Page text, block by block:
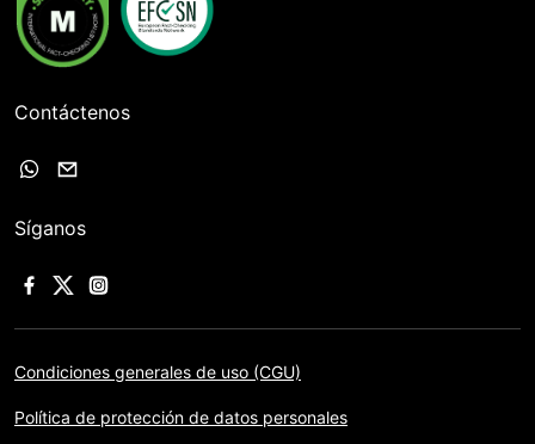
Contáctenos
Síganos
Condiciones generales de uso (CGU)
Política de protección de datos personales